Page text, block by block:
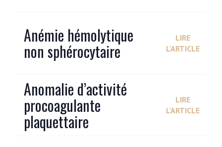
Anémie hémolytique
non sphérocytaire
LIRE
L'ARTICLE
Anomalie d’activité
procoagulante
plaquettaire
LIRE
L'ARTICLE